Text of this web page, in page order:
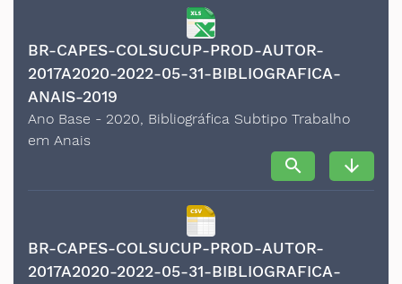
BR-CAPES-COLSUCUP-PROD-AUTOR-
2017A2020-2022-05-31-BIBLIOGRAFICA-
ANAIS-2019
Ano Base - 2020, Bibliográfica Subtipo Trabalho
em Anais
search arrow_downward
BR-CAPES-COLSUCUP-PROD-AUTOR-
2017A2020-2022-05-31-BIBLIOGRAFICA-